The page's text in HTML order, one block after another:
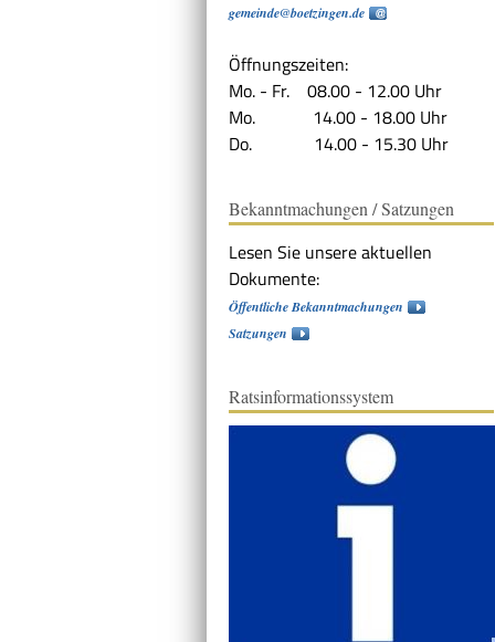
gemeinde@boetzingen.de
Öffnungszeiten:
Mo. - Fr. 08.00 - 12.00 Uhr
Mo. 14.00 - 18.00 Uhr
Do. 14.00 - 15.30 Uhr
Bekanntmachungen / Satzungen
Lesen Sie unsere aktuellen
Dokumente:
Öffentliche Bekanntmachungen
Satzungen
Ratsinformationssystem